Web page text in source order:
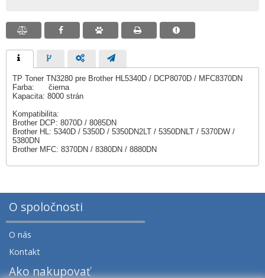
TP Toner TN3280 pre Brother HL5340D / DCP8070D / MFC8370DN
Farba: čierna
Kapacita: 8000 strán
Kompatibilita:
Brother DCP: 8070D / 8085DN
Brother HL: 5340D / 5350D / 5350DN2LT / 5350DNLT / 5370DW /
5380DN
Brother MFC: 8370DN / 8380DN / 8880DN
O spoločnosti
O nás
Kontakt
Ako nakupovať